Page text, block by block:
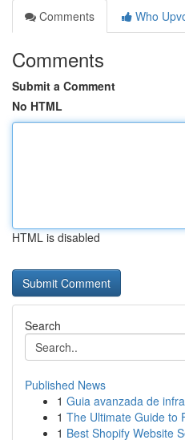
Comments
Who
Comments
Submit a Comment
No HTML
HTML is disabled
Search
Published News
1 Guia avanzada de
1 The Ultimate Guide to
1 Best Shopify Website